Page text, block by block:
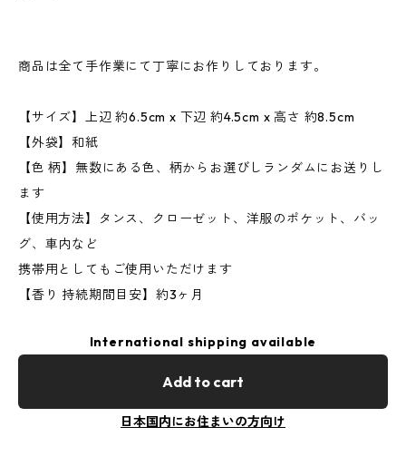
商品は全て手作業にて丁寧にお作りしております。
【サイズ】上辺 約6.5cm x 下辺 約4.5cm x 高さ 約8.5cm
【外袋】和紙
【色 柄】無数にある色、柄からお選びしランダムにお送りし
ます
【使用方法】タンス、クローゼット、洋服のポケット、バッ
グ、車内など
携帯用としてもご使用いただけます
【香り 持続期間目安】約3ヶ月
International shipping available
Add to cart
日本国内にお住まいの方向け